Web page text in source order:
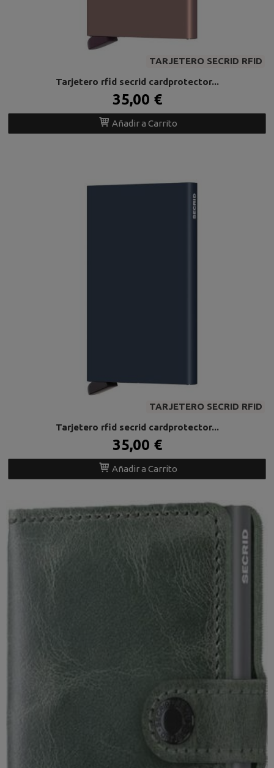
TARJETERO SECRID RFID
Tarjetero rfid secrid cardprotector...
35,00 €
Añadir a Carrito
TARJETERO SECRID RFID
Tarjetero rfid secrid cardprotector...
35,00 €
Añadir a Carrito